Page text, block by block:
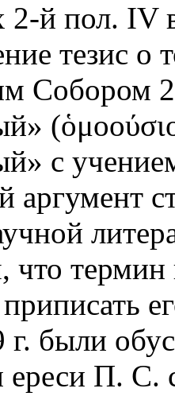
2-й пол. IV
тезис
Собором
с
аргумент
что термин
были
ереси П. С.